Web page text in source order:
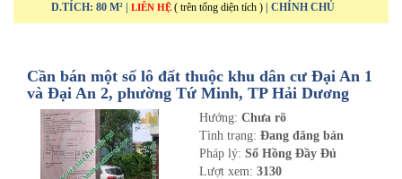
D.TÍCH: 80 M² | LIÊN HỆ ( trên tổng diện tích ) | CHÍNH CHỦ
Cần bán một số lô đất thuộc khu dân cư Đại An 1
và Đại An 2, phường Tứ Minh, TP Hải Dương
Hướng: Chưa rõ
Tình trạng: Đang đăng bán
Pháp lý: Sổ Hồng Đầy Đủ
Lượt xem: 3130